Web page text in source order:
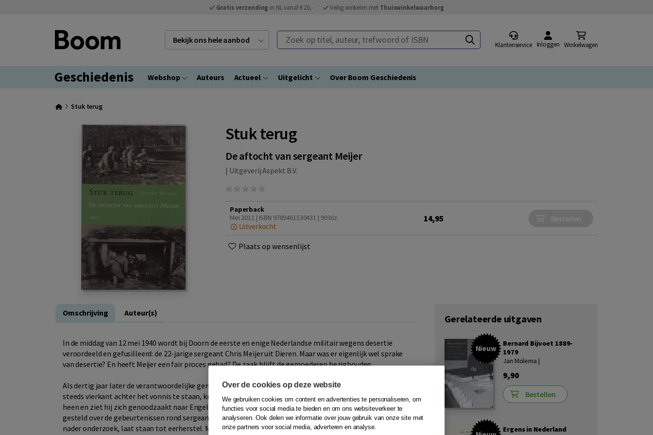
Gratis verzending in NL vanaf € 20,- Veilig winkelen met Thuiswinkelwaarborg
Bekijk ons hele aanbod Zoek op titel, auteur, trefwoord of ISBN
Klantenservice Inloggen Winkelwagen
Geschiedenis Webshop Auteurs Actueel Uitgelicht Over Boom Geschiedenis
Stuk terug
Stuk terug
De aftocht van sergeant Meijer
| Uitgeverij Aspekt B.V.
Paperback
Mei 2011 | ISBN 9789461530431 | 90 blz.
Uitverkocht
14,95
Plaats op wensenlijst
Omschrijving Auteur(s)
In de middag van 12 mei 1940 wordt bij Doorn de eerste en enige Nederlandse militair wegens desertie
veroordeeld en gefusilleerd: de 22-jarige sergeant Chris Meijer uit Dieren. Maar was er eigenlijk wel sprake
van desertie? En heeft Meijer een fair proces gehad? De zaak blijft de gemoederen bezighouden.
Als dertig jaar later de verantwoordelijke generaal Harberts in een televisie-interview aangeeft nog
steeds vierkant achter het vonnis te staan, krijgt hij de woede van een grote groep oud-strijders over zich
heen en ziet hij zich genoodzaakt naar Engeland te vluchten. Tot driemaal toe worden er Kamervragen
gesteld over de gebeurtenissen rond sergeant Meijer; geen van de keren ziet de regering aanleiding tot
nader onderzoek, laat staan tot eerherstel. Maar de onrust houdt aan. Meijers naam was kort na de oorlog
Gerelateerde uitgaven
Nieuw
Bernard Bijvoet 1889-
1979
Jan Molema |
9,90
Bestellen
Ergens in Nederland
Over de cookies op deze website
We gebruiken cookies om content en advertenties te personaliseren, om
functies voor social media te bieden en om ons websiteverkeer te
analyseren. Ook delen we informatie over jouw gebruik van onze site met
onze partners voor social media, adverteren en analyse.